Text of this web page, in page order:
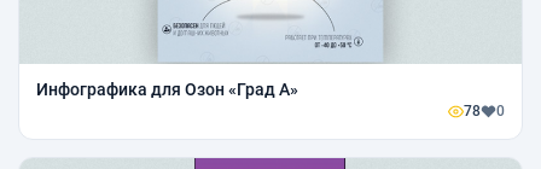
Инфографика для Озон «Град А»
78 0